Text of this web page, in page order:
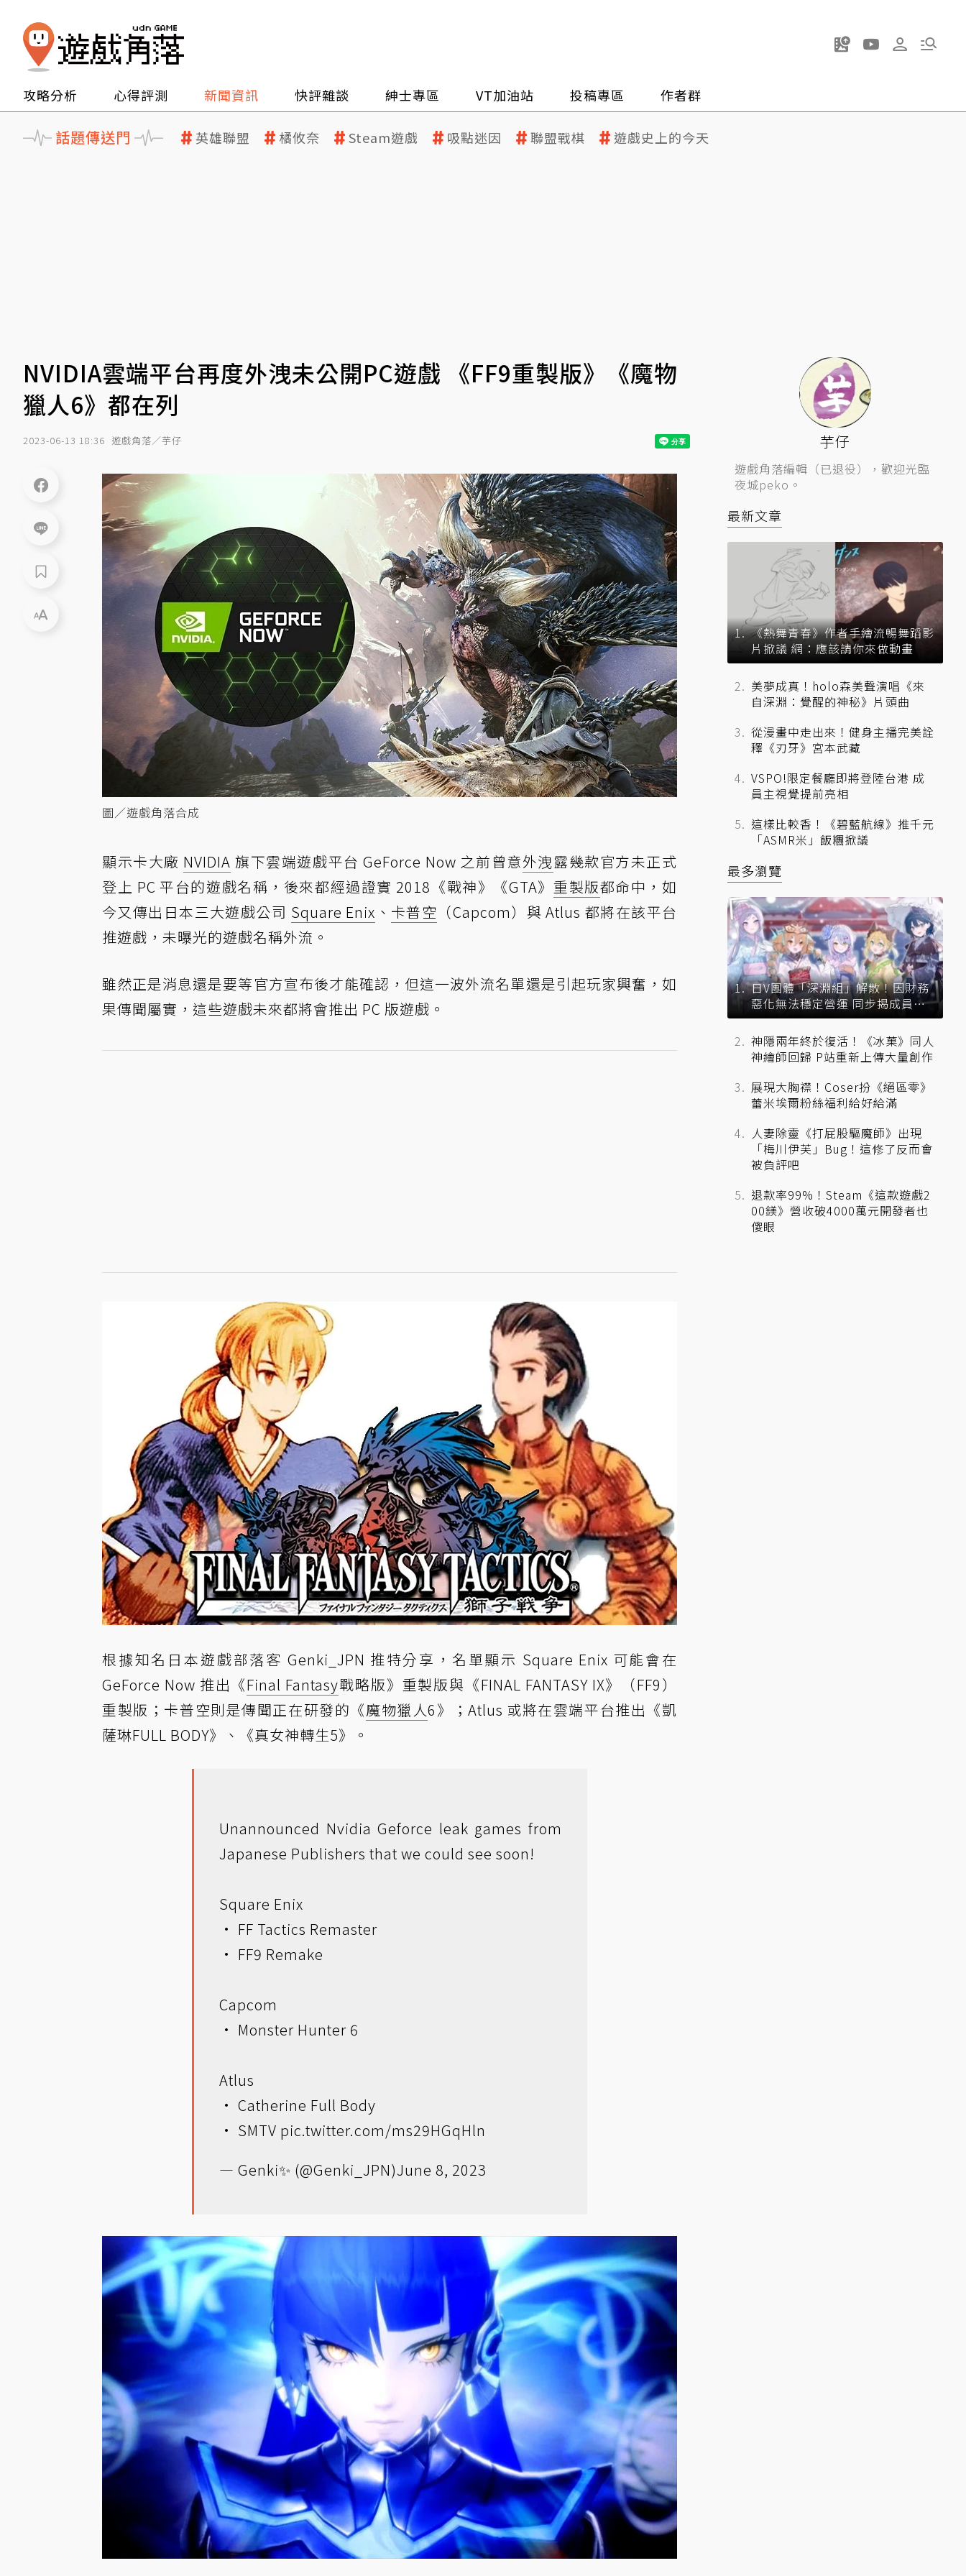
攻略分析 心得評測 新聞資訊 快評雜談 紳士專區 VT加油站 投稿專區 作者群
話題傳送門 英雄聯盟 橘攸奈 Steam遊戲 吸點迷因 聯盟戰棋 遊戲史上的今天
NVIDIA雲端平台再度外洩未公開PC遊戲 《FF9重製版》《魔物
獵人6》都在列
2023-06-13 18:36 遊戲角落／芋仔
圖／遊戲角落合成
顯示卡大廠 NVIDIA 旗下雲端遊戲平台 GeForce Now 之前曾意外洩露幾款官方未正式
登上 PC 平台的遊戲名稱，後來都經過證實 2018《戰神》《GTA》 重製版都命中，如
今又傳出日本三大遊戲公司 Square Enix 、 卡普空 （Capcom）與 Atlus 都將在該平台
推遊戲，未曝光的遊戲名稱外流。
雖然正是消息還是要等官方宣布後才能確認，但這一波外流名單還是引起玩家興奮，如
果傳聞屬實，這些遊戲未來都將會推出 PC 版遊戲。
根據知名日本遊戲部落客 Genki_JPN 推特分享，名單顯示 Square Enix 可能會在
GeForce Now 推出《Final Fantasy戰略版》重製版與《FINAL FANTASY IX》（FF9）
重製版；卡普空則是傳聞正在研發的《魔物獵人6》；Atlus 或將在雲端平台推出《凱
薩琳FULL BODY》、《真女神轉生5》。
Unannounced Nvidia Geforce leak games from
Japanese Publishers that we could see soon!
Square Enix
• FF Tactics Remaster
• FF9 Remake
Capcom
• Monster Hunter 6
Atlus
• Catherine Full Body
• SMTV pic.twitter.com/ms29HGqHln
— Genki✨ (@Genki_JPN)June 8, 2023
芋仔
遊戲角落編輯（已退役），歡迎光臨
夜城peko。
最新文章
《熱舞青春》作者手繪流暢舞蹈影
片掀議 網：應該請你來做動畫
美夢成真！holo森美聲演唱《來
自深淵：覺醒的神秘》片頭曲
從漫畫中走出來！健身主播完美詮
釋《刃牙》宮本武藏
VSPO!限定餐廳即將登陸台港 成
員主視覺提前亮相
這樣比較香！《碧藍航線》推千元
「ASMR米」飯糰掀議
最多瀏覽
日V團體「深淵組」解散！因財務
惡化無法穩定營運 同步揭成員未
來去向
神隱兩年終於復活！《冰菓》同人
神繪師回歸 P站重新上傳大量創作
展現大胸襟！Coser扮《絕區零》
蕾米埃爾粉絲福利給好給滿
人妻除靈《打屁股驅魔師》出現
「梅川伊芙」Bug！這修了反而會
被負評吧
退款率99%！Steam《這款遊戲2
00鎂》營收破4000萬元開發者也
傻眼